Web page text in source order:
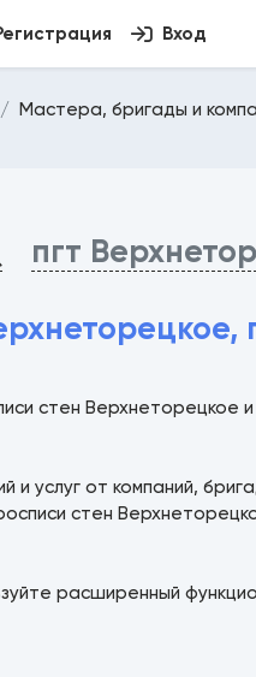
Вход
Мастера, бригады и
пгт
стен
и услуг от компаний,
стен
расширенный